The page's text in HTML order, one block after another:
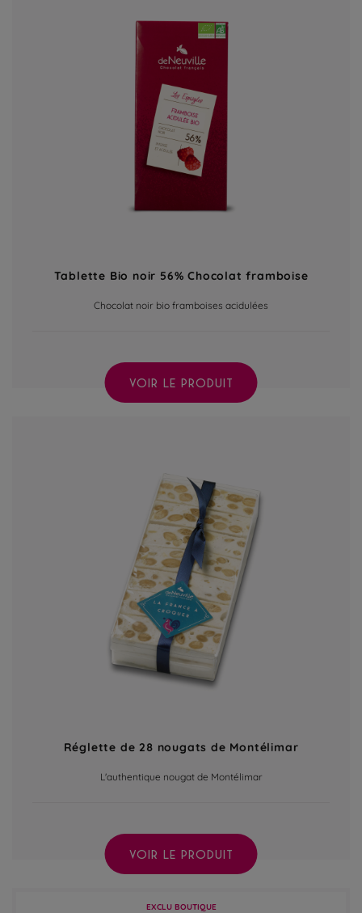
Tablette Bio noir 56% Chocolat framboise
Chocolat noir bio framboises acidulées
VOIR LE PRODUIT
Réglette de 28 nougats de Montélimar
L'authentique nougat de Montélimar
VOIR LE PRODUIT
EXCLU BOUTIQUE